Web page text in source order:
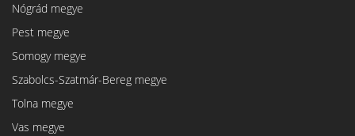
Nógrád megye
Pest megye
Somogy megye
Szabolcs-Szatmár-Bereg megye
Tolna megye
Vas megye